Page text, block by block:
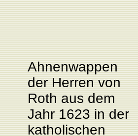
Ahnenwappen
der Herren von
Roth aus dem
Jahr 1623 in der
katholischen